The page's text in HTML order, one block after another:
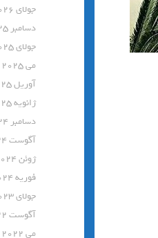
جولای 2026
دسامبر 2025
جولای 2025
می 2025
آوریل 2025
ژانویه 2025
دسامبر 2024
آگوست 2024
ژوئن 2024
فوریه 2024
جولای 2023
آگوست 2022
می 2022